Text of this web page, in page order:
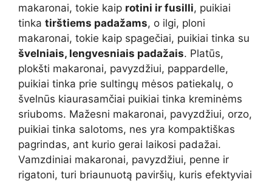
makaronai, tokie kaip rotini ir fusilli, puikiai
tinka tirštiems padažams, o ilgi, ploni
makaronai, tokie kaip spagečiai, puikiai tinka su
švelniais, lengvesniais padažais. Platūs,
plokšti makaronai, pavyzdžiui, pappardelle,
puikiai tinka prie sultingų mėsos patiekalų, o
švelnūs kiaurasamčiai puikiai tinka kreminėms
sriuboms. Mažesni makaronai, pavyzdžiui, orzo,
puikiai tinka salotoms, nes yra kompaktiškas
pagrindas, ant kurio gerai laikosi padažai.
Vamzdiniai makaronai, pavyzdžiui, penne ir
rigatoni, turi briaunuotą paviršių, kuris efektyviai